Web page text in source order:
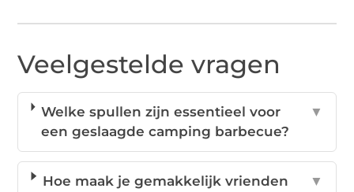
Veelgestelde vragen
Welke spullen zijn essentieel voor
een geslaagde camping barbecue?
▼
Hoe maak je gemakkelijk vrienden
▼